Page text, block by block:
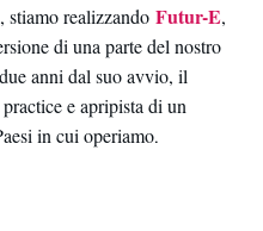
stiamo realizzando Futur-E,
di una parte del nostro
anni dal suo avvio, il
e apripista di un
in cui operiamo.